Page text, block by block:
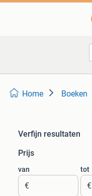
Home Boeken
Verfijn resultaten
Prijs
van
€
tot
€